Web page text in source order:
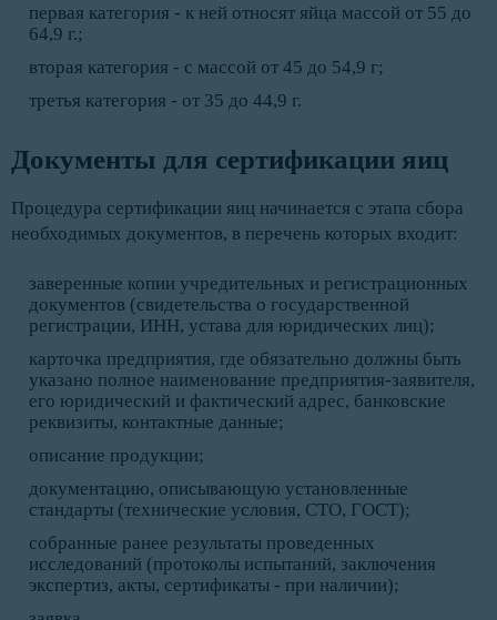
первая категория - к ней относят яйца массой от 55 до
64,9 г.;
вторая категория - с массой от 45 до 54,9 г;
третья категория - от 35 до 44,9 г.
Документы для сертификации яиц
Процедура сертификации яиц начинается с этапа сбора
необходимых документов, в перечень которых входит:
заверенные копии учредительных и регистрационных
документов (свидетельства о государственной
регистрации, ИНН, устава для юридических лиц);
карточка предприятия, где обязательно должны быть
указано полное наименование предприятия-заявителя,
его юридический и фактический адрес, банковские
реквизиты, контактные данные;
описание продукции;
документацию, описывающую установленные
стандарты (технические условия, СТО, ГОСТ);
собранные ранее результаты проведенных
исследований (протоколы испытаний, заключения
экспертиз, акты, сертификаты - при наличии);